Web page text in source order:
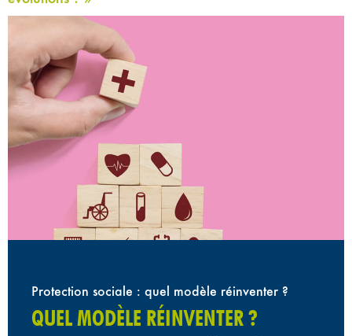
Protection sociale : quel modèle réinventer ?
QUEL MODÈLE RÉINVENTER ?